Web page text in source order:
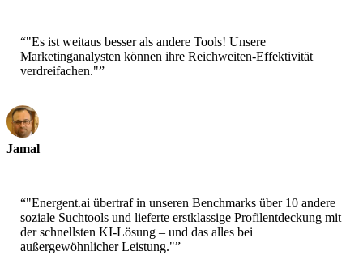
“"Es ist weitaus besser als andere Tools! Unsere
Marketinganalysten können ihre Reichweiten-Effektivität
verdreifachen."”
Jamal
“"Energent.ai übertraf in unseren Benchmarks über 10 andere
soziale Suchtools und lieferte erstklassige Profilentdeckung mit
der schnellsten KI-Lösung – und das alles bei
außergewöhnlicher Leistung."”